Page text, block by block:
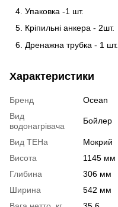
Упаковка -1 шт.
Кріпильні анкера - 2шт.
Дренажна трубка - 1 шт.
Характеристики
Бренд
Ocean
Вид
водонагрівача
Бойлер
Вид ТЕНа
Мокрий
Висота
1145 мм
Глибина
306 мм
Ширина
542 мм